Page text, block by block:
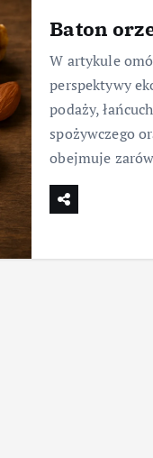
Baton
W artykule
perspektywy
podaży,
spożywczego
obejmuje